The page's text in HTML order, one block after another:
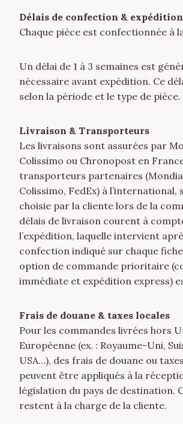
Délais de confection & expédition
Chaque pièce est confectionnée à
Un délai de 1 à 3 semaines est
nécessaire avant expédition. Ce
selon la période et le type de pièce.
Livraison & Transporteurs
Les livraisons sont assurées par
Colissimo ou Chronopost en
transporteurs partenaires (Mondial
Colissimo, FedEx) à l’international,
choisie par la cliente lors de la
délais de livraison courent à
l’expédition, laquelle intervient
confection indiqué sur chaque
option de commande prioritaire
immédiate et expédition express)
Frais de douane & taxes locales
Pour les commandes livrées hors
Européenne (ex. : Royaume-Uni,
USA…), des frais de douane ou
peuvent être appliqués à la
législation du pays de destination.
restent à la charge de la cliente.